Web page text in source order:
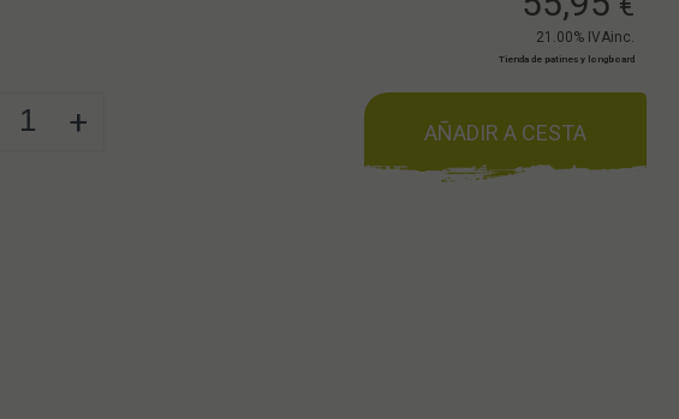
21.00% IVAinc.
Tienda de patines y longboard
+ AÑADIR A CESTA